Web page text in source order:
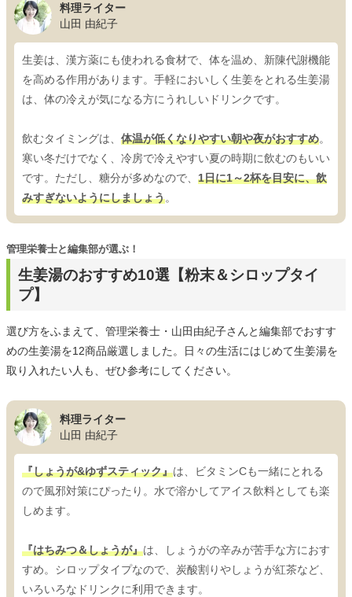
料理ライター
山田 由紀子
生姜は、漢方薬にも使われる食材で、体を温め、新陳代謝機能
を高める作用があります。手軽においしく生姜をとれる生姜湯
は、体の冷えが気になる方にうれしいドリンクです。
飲むタイミングは、 体温が低くなりやすい朝や夜がおすすめ。
寒い冬だけでなく、冷房で冷えやすい夏の時期に飲むのもいい
です。ただし、糖分が多めなので、 1日に1～2杯を目安に、飲
みすぎないようにしましょう。
生姜湯のおすすめ10選【粉末＆シロップタイ
プ】
管理栄養士と編集部が選ぶ！
選び方をふまえて、管理栄養士・山田由紀子さんと編集部でおすす
めの生姜湯を12商品厳選しました。日々の生活にはじめて生姜湯を
取り入れたい人も、ぜひ参考にしてください。
料理ライター
山田 由紀子
『しょうが&ゆずスティック』は、ビタミンCも一緒にとれる
ので風邪対策にぴったり。水で溶かしてアイス飲料としても楽
しめます。
『はちみつ＆しょうが』は、しょうがの辛みが苦手な方におす
すめ。シロップタイプなので、炭酸割りやしょうが紅茶など、
いろいろなドリンクに利用できます。